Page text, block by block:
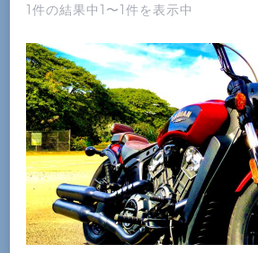
1件の結果中1〜1件を表示中